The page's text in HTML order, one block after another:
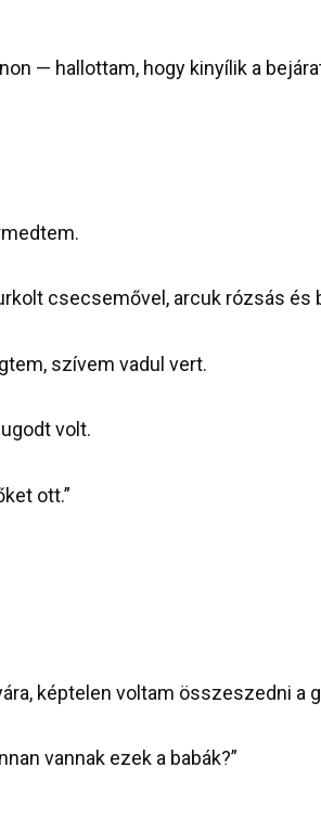
— hallottam, hogy kinyílik a
csecsemővel, arcuk rózsás és
szívem vadul vert.
volt.
ott.”
képtelen voltam összeszedni a
vannak ezek a babák?”